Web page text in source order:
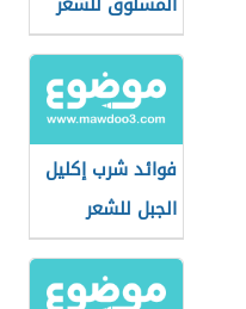
فوائد شرب إكليل
الجبل للشعر